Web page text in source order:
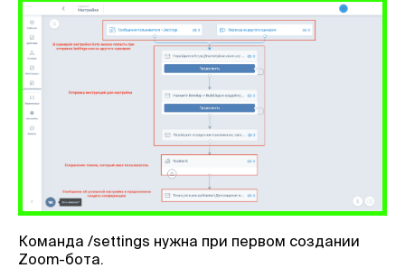
Команда /settings нужна при первом создании
Zoom-бота.